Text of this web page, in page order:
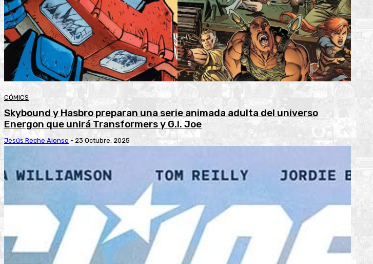
CÓMICS
Skybound y Hasbro preparan una serie animada adulta del universo
Energon que unirá Transformers y G.I. Joe
Jesús Reche Alonso - 23 Octubre, 2025